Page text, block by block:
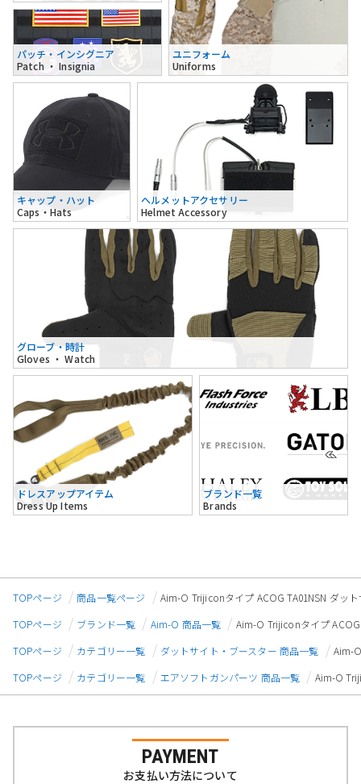
パッチ・インシグニア
Patch ・ Insignia
ユニフォーム
Uniforms
キャップ・ハット
Caps・Hats
ヘルメットアクセサリー
Helmet Accessory
グローブ・時計
Gloves ・ Watch
ドレスアップアイテム
Dress Up Items
ブランド一覧
Brands
TOPページ 商品一覧ページ
Aim-O Trijiconタイプ ACOG TA01NSN ダッ
TOPページ
ブランド一覧 Aim-O 商品一覧
Aim-O Trijiconタイプ
TOPページ
カテゴリー一覧 ダットサイト・ブースター 商品一覧
Aim-
TOPページ
カテゴリー一覧 エアソフトガンパーツ 商品一覧 Aim-O
PAYMENT
お支払い方法について